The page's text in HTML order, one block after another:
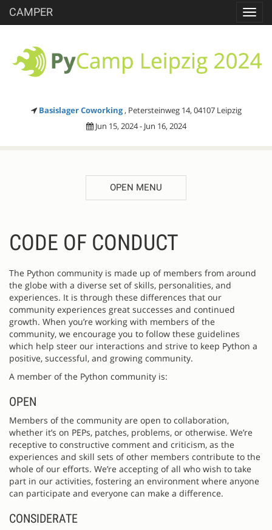
CAMPER
Basislager Coworking , Petersteinweg 14, 04107 Leipzig
Jun 15, 2024 - Jun 16, 2024
OPEN MENU
CODE OF CONDUCT
The Python community is made up of members from around
the globe with a diverse set of skills, personalities, and
experiences. It is through these differences that our
community experiences great successes and continued
growth. When you’re working with members of the
community, we encourage you to follow these guidelines
which help steer our interactions and strive to keep Python a
positive, successful, and growing community.
A member of the Python community is:
OPEN
Members of the community are open to collaboration,
whether it’s on PEPs, patches, problems, or otherwise. We’re
receptive to constructive comment and criticism, as the
experiences and skill sets of other members contribute to the
whole of our efforts. We’re accepting of all who wish to take
part in our activities, fostering an environment where anyone
can participate and everyone can make a difference.
CONSIDERATE